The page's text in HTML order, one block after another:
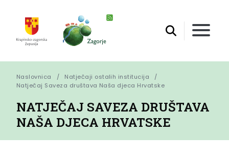
Naslovnica
Natječaji ostalih institucija
Natječaj Saveza društava Naša djeca Hrvatske
NATJEČAJ SAVEZA DRUŠTAVA
NAŠA DJECA HRVATSKE